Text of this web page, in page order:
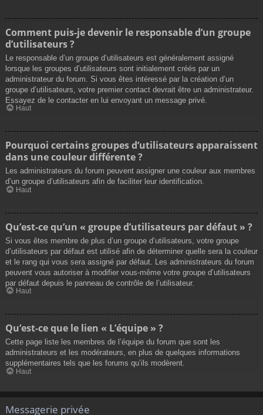
Comment puis-je devenir le responsable d’un groupe
d’utilisateurs ?
Le responsable d’un groupe d’utilisateurs est généralement assigné
lorsque les groupes d’utilisateurs sont initialement créés par un
administrateur du forum. Si vous êtes intéressé par la création d’un
groupe d’utilisateurs, votre premier contact devrait être un administrateur.
Essayez de le contacter en lui envoyant un message privé.
Haut
Pourquoi certains groupes d’utilisateurs apparaissent
dans une couleur différente ?
Les administrateurs du forum peuvent assigner une couleur aux membres
d’un groupe d’utilisateurs afin de faciliter leur identification.
Haut
Qu’est-ce qu’un « groupe d’utilisateurs par défaut » ?
Si vous êtes membre de plus d’un groupe d’utilisateurs, votre groupe
d’utilisateurs par défaut est utilisé afin de déterminer quelle sera la couleur
et le rang qui vous sera assigné par défaut. Les administrateurs du forum
peuvent vous autoriser à modifier vous-même votre groupe d’utilisateurs
par défaut depuis le panneau de contrôle de l’utilisateur.
Haut
Qu’est-ce que le lien « L’équipe » ?
Cette page liste les membres de l’équipe du forum que sont les
administrateurs et les modérateurs, en plus de quelques informations
supplémentaires tels que les forums qu’ils modèrent.
Haut
Messagerie privée